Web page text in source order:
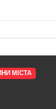
МІСТА